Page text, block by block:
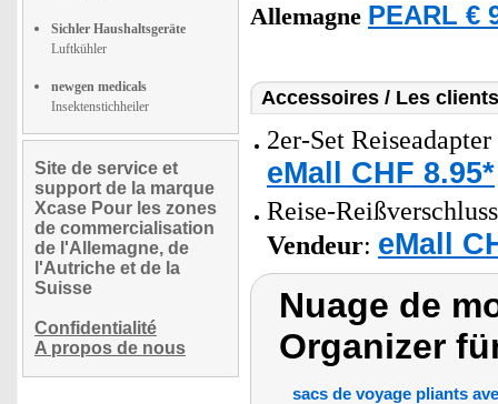
Sichler Haushaltsgeräte
Luftkühler
newgen medicals
Insektenstichheiler
Site de service et
support de la marque
Xcase Pour les zones
de commercialisation
de l'Allemagne, de
l'Autriche et de la
Suisse
Confidentialité
A propos de nous
Allemagne PEARL €
Accessoires / Les
2er-Set
eMall CHF 8.95*
Reise-
Vendeur: eMall
Nuage de
Organizer
sacs de voyage pliants